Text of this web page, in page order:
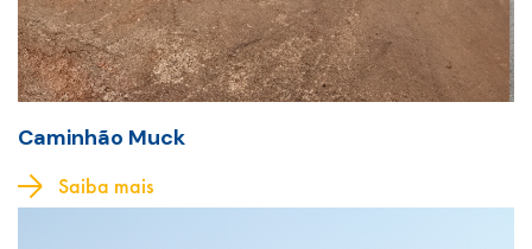
Caminhão Muck
Saiba mais